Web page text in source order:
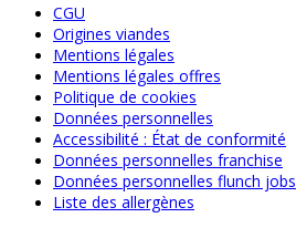
CGU
Origines viandes
Mentions légales
Mentions légales offres
Politique de cookies
Données personnelles
Accessibilité : État de conformité
Données personnelles franchise
Données personnelles flunch jobs
Liste des allergènes